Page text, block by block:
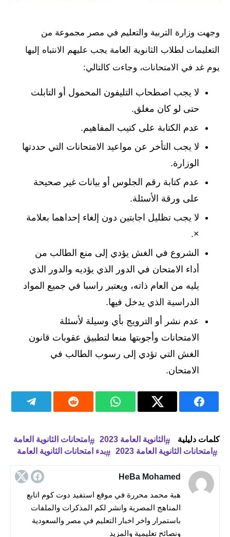
وجهت وزارة التربية والتعليم في مصر مجموعة من
التعليمات لطلاب الثانوية العامة يجب عليهم الانتباه إليها
يوم غد في الامتحانات، وجاءت كالتالي:
لا يجب اصطحاب التليفون المحمول أو التابلت
حتى لو كان مغلق.
عدم الكتابة على كتيب المفاهيم.
لا يجب التأخر عن مواعيد الامتحانات التي حددتها
الوزارة.
عدم كتابة رقم الجلوس أو بيانات غير صحيحة
على ورقة الأسئلة.
لا يجب تظليل اجابتين دون إلغاء إحداهما بعلامة
×.
الشروع في الغش يؤدي إلى منع الطالب من
أداء الامتحان في الدور الذي يؤديه والدور الذي
يليه من العام ذاته، ويعتبر راسبا في جميع المواد
الدراسية الذي يدخل فيها.
عدم نشر أو الترويج بأي وسيلة لأسئلة
الامتحانات وأجوبتها منعا لتطبيق عقوبات قانون
الغش التي تؤدي إلى رسوب الطالب في
الامتحان.
كلمات دليلية الثانوية العامة 2023
امتحانات الثانوية العامة
امتحانات الثانوية العامة 2023
بدء امتحانات الثانوية العامة
HeBa Mohamed
هبة محمد محررة في موقع استفيد دوت كوم اتابع
المناهج المصرية وانشر لكم المذكرات والملفات
باستمرار واخر اخبار التعليم في مصر والسعودية
ونصائح تعليمية والمزيد